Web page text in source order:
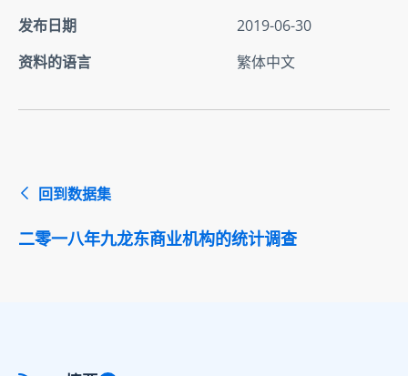
发布日期
2019-06-30
资料的语言
繁体中文
回到数据集
二零一八年九龙东商业机构的统计调查